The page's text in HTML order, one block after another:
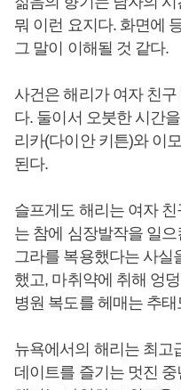
뭐 이런 요지다. 화면에
그 말이 이해될 것 같다.
사건은 해리가 여자 친
다. 둘이서 오붓한 시간
리카(다이안 키튼)와 이
된다.
슬프게도 해리는 여자
는 참에 심장발작을 일
그라를 복용했다는 사실
했고, 마취약에 취해 엉
병원 복도를 헤매는 추
뉴욕에서의 해리는 최고
데이트를 즐기는 멋진